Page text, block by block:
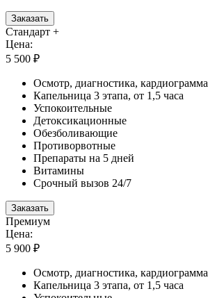
Заказать
Стандарт +
Цена:
5 500 ₽
Осмотр, диагностика, кардиограмма
Капельница 3 этапа, от 1,5 часа
Успокоительные
Детоксикационные
Обезболивающие
Противорвотные
Препараты на 5 дней
Витамины
Срочный вызов 24/7
Заказать
Премиум
Цена:
5 900 ₽
Осмотр, диагностика, кардиограмма
Капельница 3 этапа, от 1,5 часа